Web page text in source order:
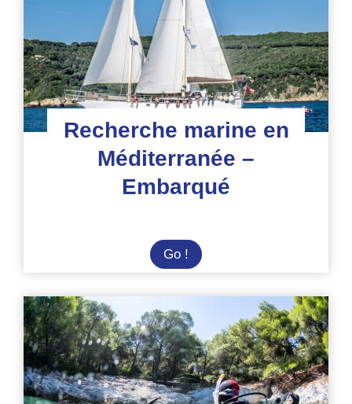
Recherche marine en
Méditerranée –
Embarqué
Go ! Recherche
marine
en
Méditerranée
–
Embarqué